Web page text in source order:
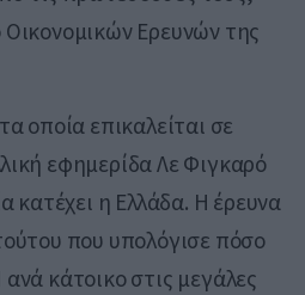
Ερευνών της
οποία επικαλείται σε
εφημερίδα Λε Φιγκαρό
κατέχει η Ελλάδα. Η έρευνα
που υπολόγισε πόσο
κάτοικο στις μεγάλες